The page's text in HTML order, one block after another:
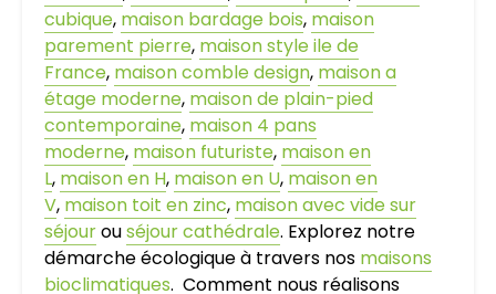
cubique, maison bardage bois, maison
parement pierre, maison style ile de
France, maison comble design, maison a
étage moderne, maison de plain-pied
contemporaine, maison 4 pans
moderne, maison futuriste, maison en
L, maison en H, maison en U, maison en
V, maison toit en zinc, maison avec vide sur
séjourouséjour cathédrale. Explorez notre
démarche écologique à travers nos maisons
bioclimatiques. Comment nous réalisons